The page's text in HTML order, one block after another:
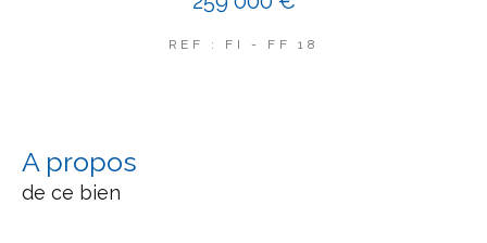
REF : FI - FF 18
a propos
de ce bien